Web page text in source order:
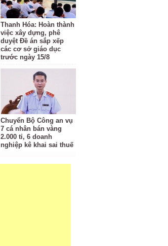
Thanh Hóa: Hoàn thành
việc xây dựng, phê
duyệt Đề án sắp xếp
các cơ sở giáo dục
trước ngày 15/8
Chuyển Bộ Công an vụ
7 cá nhân bán vàng
2.000 tỉ, 6 doanh
nghiệp kê khai sai thuế